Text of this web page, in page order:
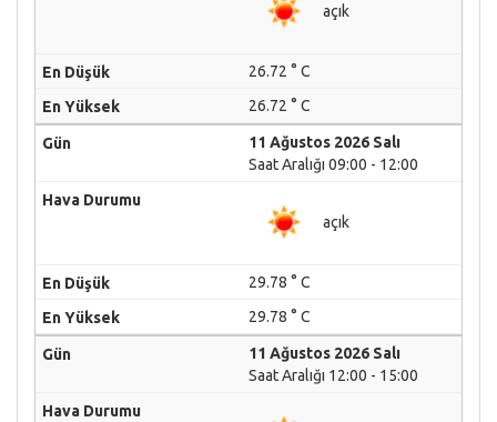
açık
26.72 ° C
26.72 ° C
11 Ağustos 2026 Salı
Saat Aralığı 09:00 - 12:00
açık
29.78 ° C
29.78 ° C
11 Ağustos 2026 Salı
Saat Aralığı 12:00 - 15:00